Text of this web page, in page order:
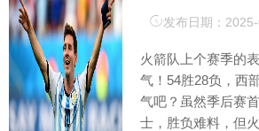
发布日期：
火箭队上个赛季的
气！54胜28负，西
气吧？虽然季后赛
士，胜负难料，但